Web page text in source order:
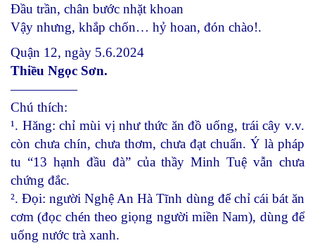
Đầu trần, chân bước nhặt khoan
Vậy nhưng, khắp chốn… hỷ hoan, đón chào!.
Quận 12, ngày 5.6.2024
Thiều Ngọc Sơn.
—————
Chú thích:
¹. Hăng: chỉ mùi vị như thức ăn đồ uống, trái cây v.v.
còn chưa chín, chưa thơm, chưa đạt chuẩn. Ý là pháp
tu “13 hạnh đầu đà” của thầy Minh Tuệ vẫn chưa
chứng đắc.
². Đọi: người Nghệ An Hà Tĩnh dùng để chỉ cái bát ăn
cơm (đọc chén theo giọng người miền Nam), dùng để
uống nước trà xanh.